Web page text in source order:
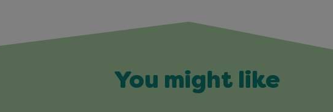
You might like